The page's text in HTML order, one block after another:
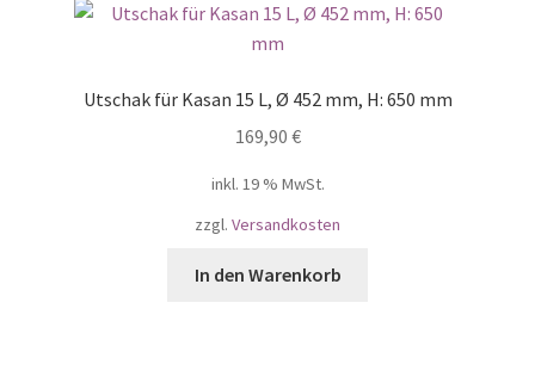
Utschak für Kasan 15 L, Ø 452 mm, H: 650 mm
169,90 €
inkl. 19 % MwSt.
zzgl. Versandkosten
In den Warenkorb